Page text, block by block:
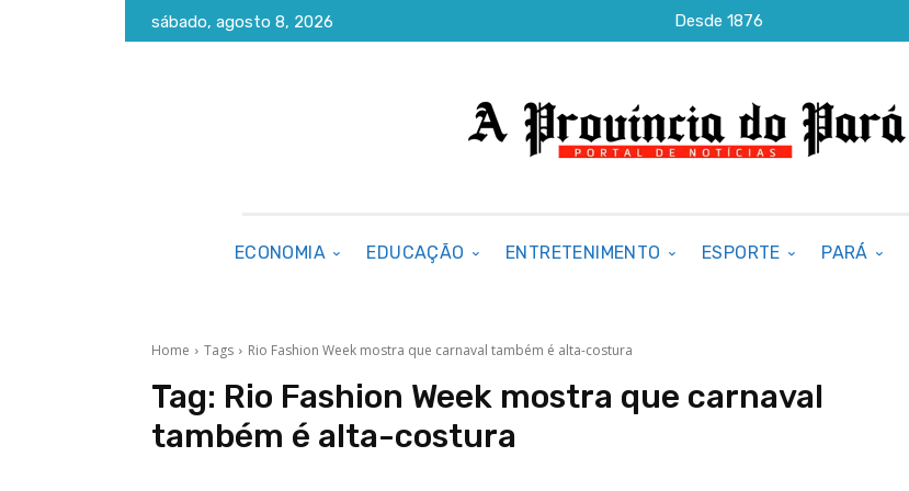
sábado, agosto 8, 2026 Desde 1876
ECONOMIA EDUCAÇÃO ENTRETENIMENTO ESPORTE PARÁ
Home Tags Rio Fashion Week mostra que carnaval também é alta-costura
Tag: Rio Fashion Week mostra que carnaval
também é alta-costura